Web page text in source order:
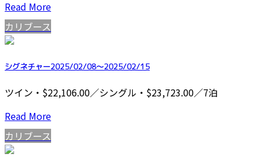
Read More
カリブース
シグネチャー2025/02/08～2025/02/15
ツイン・$22,106.00／シングル・$23,723.00／7泊
Read More
カリブース